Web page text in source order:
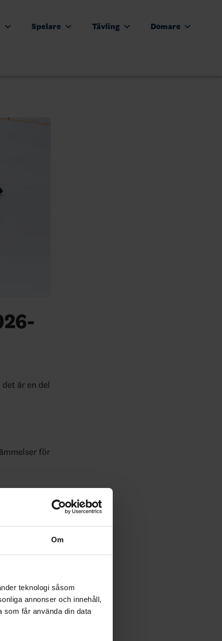
Om
teknologi såsom
annonser och innehåll,
får använda din data
Spelare Tävling Domare
är en del
för